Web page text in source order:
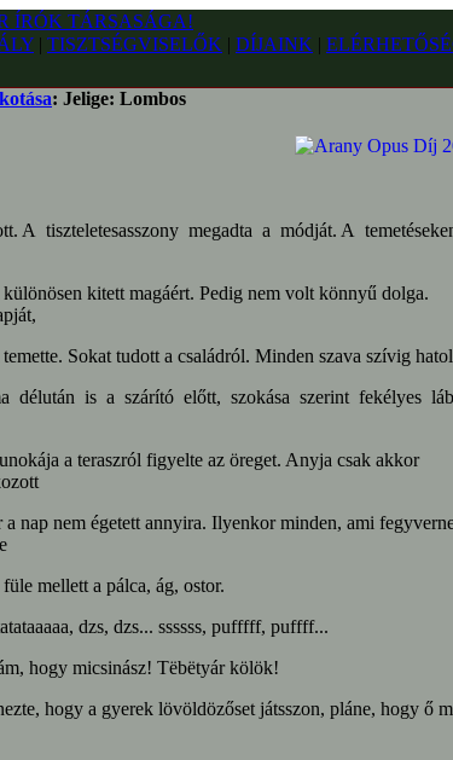
| TISZTSÉGVISELŐK | DÍJAINK |
: Jelige: Lombos
A tiszteletesasszony megadta a módját. A
kitett magáért. Pedig nem volt könnyű dolga.
Sokat tudott a családról. Minden szava szívig
délután is a szárító előtt, szokása szerint fekélyes
a teraszról figyelte az öreget. Anyja csak akkor
a nap nem égetett annyira. Ilyenkor minden, ami
mellett a pálca, ág, ostor.
dzs, dzs... ssssss, pufffff, puffff...
hogy micsinász! Tëbëtyár kölök!
hogy a gyerek lövöldözőset játsszon, pláne, hogy ő